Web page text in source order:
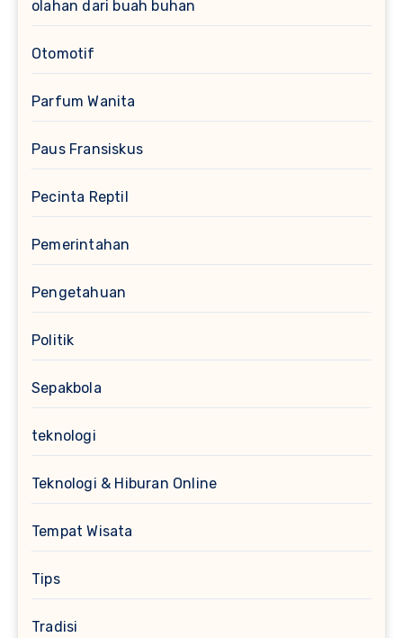
olahan dari buah buhan
Otomotif
Parfum Wanita
Paus Fransiskus
Pecinta Reptil
Pemerintahan
Pengetahuan
Politik
Sepakbola
teknologi
Teknologi & Hiburan Online
Tempat Wisata
Tips
Tradisi